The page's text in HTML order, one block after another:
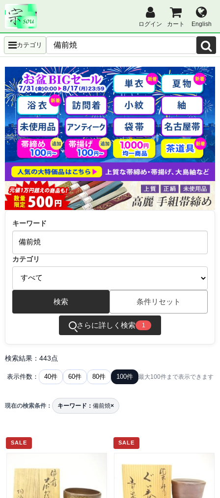
ログイン カート English
カテゴリ
キーワード
カテゴリ
検索 条件リセット
さらに詳しく検索 1
検索結果：443点
表示件数： 40件 60件 80件 100件 最大100件まで表示できます
現在の検索条件： キーワード： 備前焼×
SALE SALE